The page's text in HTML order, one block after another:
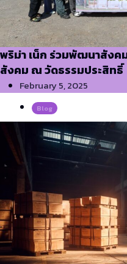
พริม่า เน็ก ร่วมพัฒนาสังค
สังคม ณ วัดธรรมประสิทธิ์
February 5, 2025
Blog